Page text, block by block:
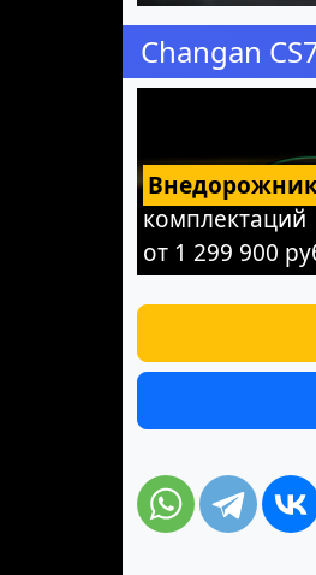
Changan
комплектаций
от 1 299 900